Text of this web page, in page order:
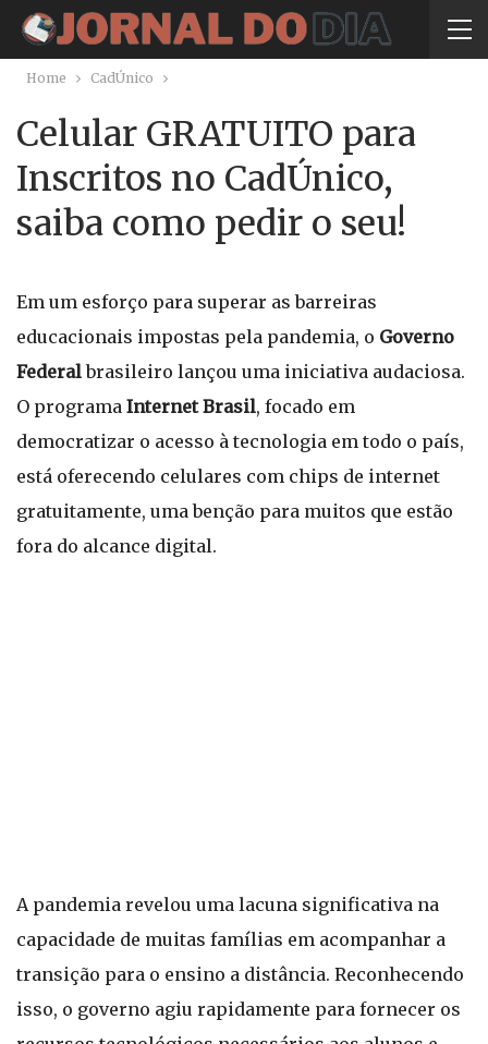
Home CadÚnico
Celular GRATUITO para
Inscritos no CadÚnico,
saiba como pedir o seu!
Em um esforço para superar as barreiras
educacionais impostas pela pandemia, o Governo
Federalbrasileiro lançou uma iniciativa audaciosa.
O programa Internet Brasil, focado em
democratizar o acesso à tecnologia em todo o país,
está oferecendo celulares com chips de internet
gratuitamente, uma benção para muitos que estão
fora do alcance digital.
A pandemia revelou uma lacuna significativa na
capacidade de muitas famílias em acompanhar a
transição para o ensino a distância. Reconhecendo
isso, o governo agiu rapidamente para fornecer os